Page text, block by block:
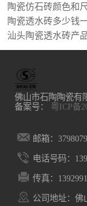
陶瓷仿石砖颜色和
陶瓷透水砖多少钱
汕头陶瓷透水砖产
佛山市石陶陶瓷有
备案号：
粤ICP备
邮箱：
电话号码：
传真：
公司地址：佛